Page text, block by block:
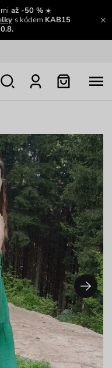
až -50 %☀️
s kódem KAB15